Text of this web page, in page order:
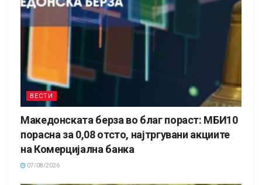
ВЕСТИ
Македонската берза во благ пораст: МБИ10
порасна за 0,08 отсто, најтргувани акциите
на Комерцијална банка
07/08/2026